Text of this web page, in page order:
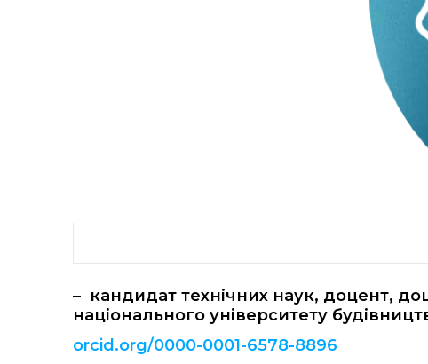
– кандидат технічних наук, доцент,
національного університету
orcid.org/0000-0001-6578-8896